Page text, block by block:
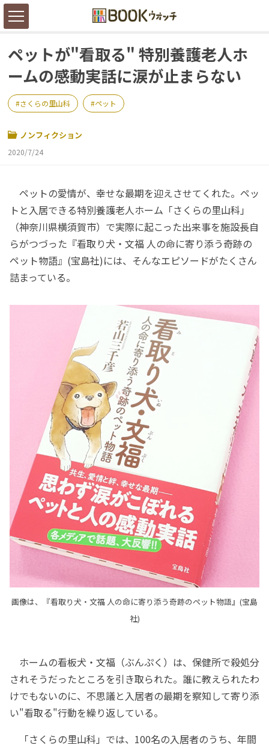
ペットが"看取る" 特別養護老人ホ
ームの感動実話に涙が止まらない
さくらの里山科 ペット
ノンフィクション
2020/7/24
ペットの愛情が、幸せな最期を迎えさせてくれた。ペッ
トと入居できる特別養護老人ホーム「さくらの里山科」
（神奈川県横須賀市）で実際に起こった出来事を施設長自
らがつづった『看取り犬・文福 人の命に寄り添う奇跡の
ペット物語』(宝島社)には、そんなエピソードがたくさん
詰まっている。
画像は、『看取り犬・文福 人の命に寄り添う奇跡のペット物語』(宝島
社)
ホームの看板犬・文福（ぶんぷく）は、保健所で殺処分
されそうだったところを引き取られた。誰に教えられたわ
けでもないのに、不思議と入居者の最期を察知して寄り添
い"看取る"行動を繰り返している。
「さくらの里山科」では、100名の入居者のうち、年間